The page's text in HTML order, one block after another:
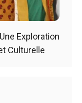
Exploration
Culturelle